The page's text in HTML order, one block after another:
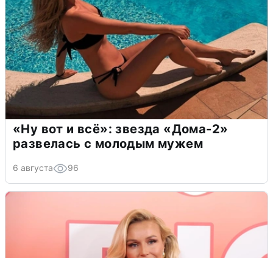
«Ну вот и всё»: звезда «Дома-2»
развелась с молодым мужем
6 августа 96